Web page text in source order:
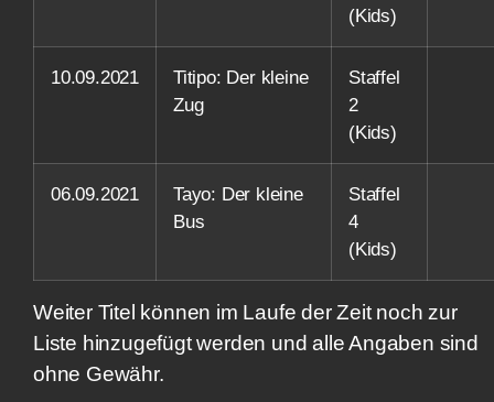
(Kids)
10.09.2021
Titipo: Der kleine
Zug
Staffel
2
(Kids)
06.09.2021
Tayo: Der kleine
Bus
Staffel
4
(Kids)
Weiter Titel können im Laufe der Zeit noch zur
Liste hinzugefügt werden und alle Angaben sind
ohne Gewähr.